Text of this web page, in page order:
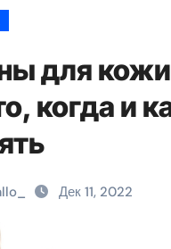
для кожи
когда и
Дек 11, 2022